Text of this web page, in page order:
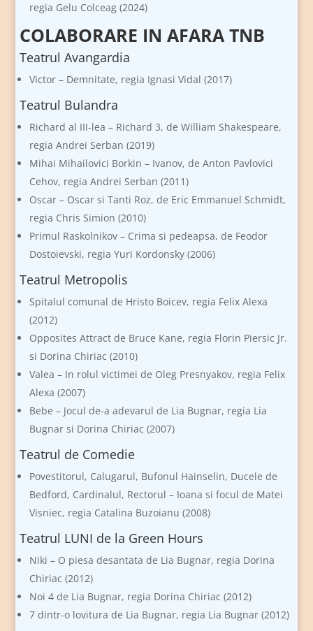
regia Gelu Colceag (2024)
COLABORARE IN AFARA TNB
Teatrul Avangardia
Victor – Demnitate, regia Ignasi Vidal (2017)
Teatrul Bulandra
Richard al III-lea – Richard 3, de William Shakespeare,
regia Andrei Serban (2019)
Mihai Mihailovici Borkin – Ivanov, de Anton Pavlovici
Cehov, regia Andrei Serban (2011)
Oscar – Oscar si Tanti Roz, de Eric Emmanuel Schmidt,
regia Chris Simion (2010)
Primul Raskolnikov – Crima si pedeapsa, de Feodor
Dostoievski, regia Yuri Kordonsky (2006)
Teatrul Metropolis
Spitalul comunal de Hristo Boicev, regia Felix Alexa
(2012)
Opposites Attract de Bruce Kane, regia Florin Piersic Jr.
si Dorina Chiriac (2010)
Valea – In rolul victimei de Oleg Presnyakov, regia Felix
Alexa (2007)
Bebe – Jocul de-a adevarul de Lia Bugnar, regia Lia
Bugnar si Dorina Chiriac (2007)
Teatrul de Comedie
Povestitorul, Calugarul, Bufonul Hainselin, Ducele de
Bedford, Cardinalul, Rectorul – Ioana si focul de Matei
Visniec, regia Catalina Buzoianu (2008)
Teatrul LUNI de la Green Hours
Niki – O piesa desantata de Lia Bugnar, regia Dorina
Chiriac (2012)
Noi 4 de Lia Bugnar, regia Dorina Chiriac (2012)
7 dintr-o lovitura de Lia Bugnar, regia Lia Bugnar (2012)